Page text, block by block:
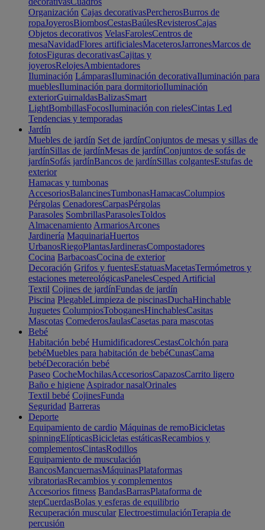
Organización Cajas decorativasPercherosBurros de
ropaJoyerosBiombosCestasBaúlesRevisterosCajas
Objetos decorativos VelasFarolesCentros de
mesaNavidadFlores artificialesMaceterosJarronesMarcos de
fotosFiguras decorativasCajitas y
joyerosRelojesAmbientadores
Iluminación LámparasIluminación decorativaIluminación para
mueblesIluminación para dormitorioIluminación
exteriorGuirnaldasBalizasSmart
LightBombillasFocosIluminación con rielesCintas Led
Tendencias y temporadas
Jardín
Muebles de jardín Set de jardínConjuntos de mesas y sillas de
jardínSillas de jardínMesas de jardínConjuntos de sofás de
jardínSofás jardínBancos de jardínSillas colgantesEstufas de
exterior
Hamacas y tumbonas
AccesoriosBalancinesTumbonasHamacasColumpios
Pérgolas CenadoresCarpasPérgolas
Parasoles SombrillasParasolesToldos
Almacenamiento ArmariosArcones
Jardinería MaquinariaHuertos
UrbanosRiegoPlantasJardinerasCompostadores
Cocina BarbacoasCocina de exterior
Decoración Grifos y fuentesEstatuasMacetasTermómetros y
estaciones metereológicasPanelesCesped Artificial
Textil Cojines de jardínFundas de jardín
Piscina PlegableLimpieza de piscinasDuchaHinchable
Juguetes ColumpiosToboganesHinchablesCasitas
Mascotas ComederosJaulasCasetas para mascotas
Bebé
Habitación bebé HumidificadoresCestasColchón para
bebéMuebles para habitación de bebéCunasCama
bebéDecoración bebé
Paseo CocheMochilasAccesoriosCapazosCarrito ligero
Baño e higiene Aspirador nasalOrinales
Textil bebé CojinesFunda
Seguridad Barreras
Deporte
Equipamiento de cardio Máquinas de remoBicicletas
spinningElípticasBicicletas estáticasRecambios y
complementosCintasRodillos
Equipamiento de musculación
BancosMancuernasMáquinasPlataformas
vibratoriasRecambios y complementos
Accesorios fitness BandasBarrasPlataforma de
stepCuerdasBolas y esferas de equilibrio
Recuperación muscular ElectroestimulaciónTerapia de
percusión